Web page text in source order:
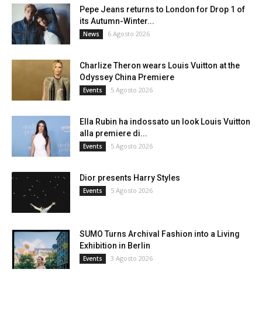
Pepe Jeans returns to London for Drop 1 of
its Autumn-Winter...
News 6 Agosto 2026
Charlize Theron wears Louis Vuitton at the
Odyssey China Premiere
Events 5 Agosto 2026
Ella Rubin ha indossato un look Louis Vuitton
alla premiere di...
Events 5 Agosto 2026
Dior presents Harry Styles
Events 5 Agosto 2026
SUMO Turns Archival Fashion into a Living
Exhibition in Berlin
Events 3 Agosto 2026